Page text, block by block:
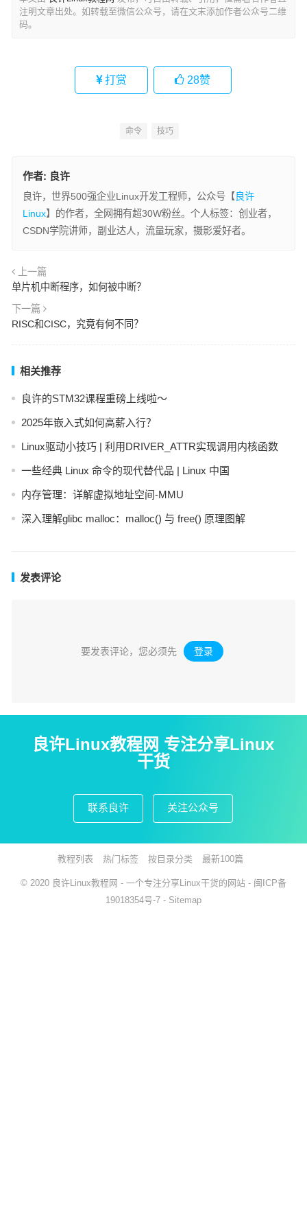
注明文章出处。如转载至微信公众号，请在文末添加作者公众号二维
码。
打赏 28赞
命令 技巧
作者: 良许
良许，世界500强企业Linux开发工程师，公众号【 良许
Linux】的作者，全网拥有超30W粉丝。个人标签：创业者，
CSDN学院讲师，副业达人，流量玩家，摄影爱好者。
上一篇
单片机中断程序，如何被中断？
下一篇
RISC和CISC，究竟有何不同？
相关推荐
良许的STM32课程重磅上线啦～
2025年嵌入式如何高薪入行？
Linux驱动小技巧 | 利用DRIVER_ATTR实现调用内核函数
一些经典 Linux 命令的现代替代品 | Linux 中国
内存管理：详解虚拟地址空间-MMU
深入理解glibc malloc：malloc() 与 free() 原理图解
发表评论
要发表评论，您必须先 登录 。
良许Linux教程网 专注分享Linux
干货
联系良许 关注公众号
教程列表 热门标签 按目录分类 最新100篇
© 2020 良许Linux教程网 - 一个专注分享Linux干货的网站 - 闽ICP备
19018354号-7 - Sitemap